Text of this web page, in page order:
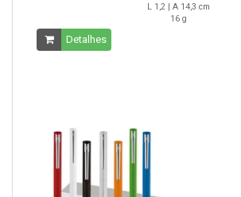
L 1,2 | A 14,3 cm
16 g
Detalhes